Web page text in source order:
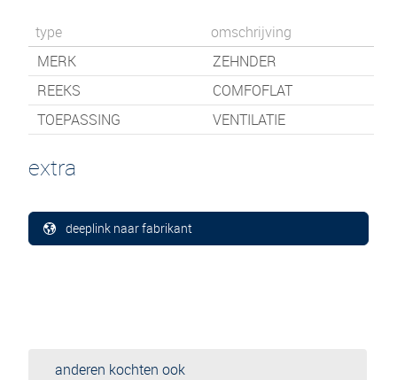
type
omschrijving
MERK
ZEHNDER
REEKS
COMFOFLAT
TOEPASSING
VENTILATIE
extra
deeplink naar fabrikant
anderen kochten ook